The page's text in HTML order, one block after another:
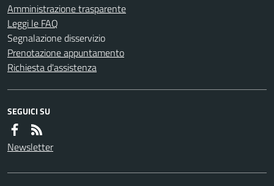
Amministrazione trasparente
Leggi le FAQ
Segnalazione disservizio
Prenotazione appuntamento
Richiesta d'assistenza
SEGUICI SU
Newsletter